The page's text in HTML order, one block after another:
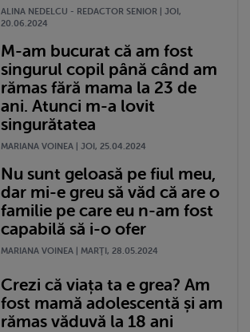
ALINA NEDELCU - REDACTOR SENIOR | JOI,
20.06.2024
M-am bucurat că am fost
singurul copil până când am
rămas fără mama la 23 de
ani. Atunci m-a lovit
singurătatea
MARIANA VOINEA | JOI, 25.04.2024
Nu sunt geloasă pe fiul meu,
dar mi-e greu să văd că are o
familie pe care eu n-am fost
capabilă să i-o ofer
MARIANA VOINEA | MARŢI, 28.05.2024
Crezi că viața ta e grea? Am
fost mamă adolescentă și am
rămas văduvă la 18 ani